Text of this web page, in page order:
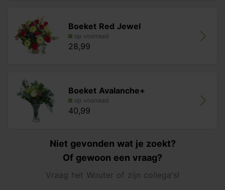
Boeket Red Jewel
op voorraad
28,99
Boeket Avalanche+
op voorraad
40,99
Niet gevonden wat je zoekt?
Of gewoon een vraag?
Vraag het Wouter of zijn collega's!